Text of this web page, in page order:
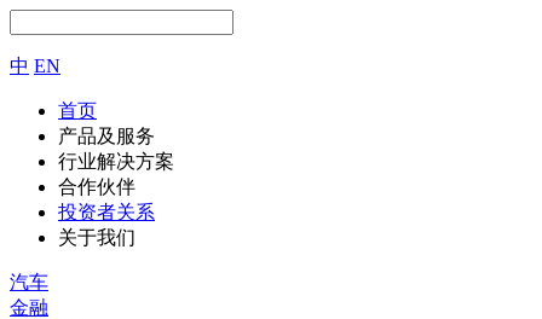
中 EN
首页
产品及服务
行业解决方案
合作伙伴
投资者关系
关于我们
汽车
金融